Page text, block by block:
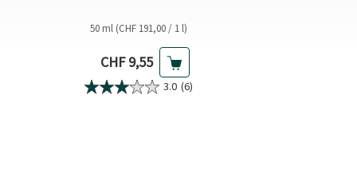
50 ml (CHF 191,00 / 1 l)
Aktueller Preis
CHF 9,55
3.0 (6)